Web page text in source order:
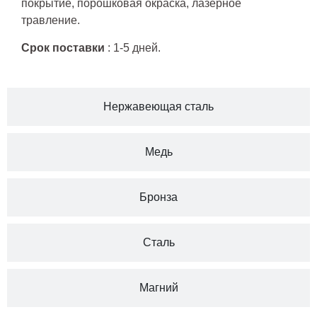
Нержавеющая сталь
Медь
Бронза
Сталь
Магний
покрытие, порошковая окраска, лазерное
травление.
Срок поставки : 1-5 дней.